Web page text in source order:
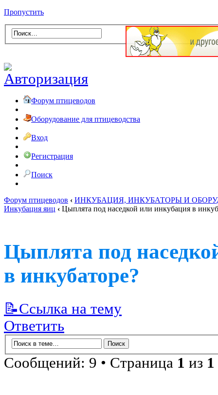
Пропустить
Форум птицеводов
Оборудование для птицеводства
Вход
Регистрация
Поиск
Форум птицеводов ‹ ИНКУБАЦИЯ, ИНКУБАТОРЫ И
Инкубация яиц ‹ Цыплята под наседкой или инкубация в
Цыплята под
в инкубаторе?
📝Ссылка на тему
Ответить
Сообщений: 9 • Страница 1 из 1